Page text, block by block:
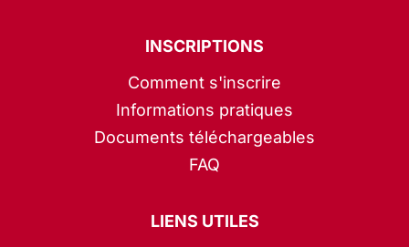
INSCRIPTIONS
Comment s'inscrire
Informations pratiques
Documents téléchargeables
FAQ
LIENS UTILES